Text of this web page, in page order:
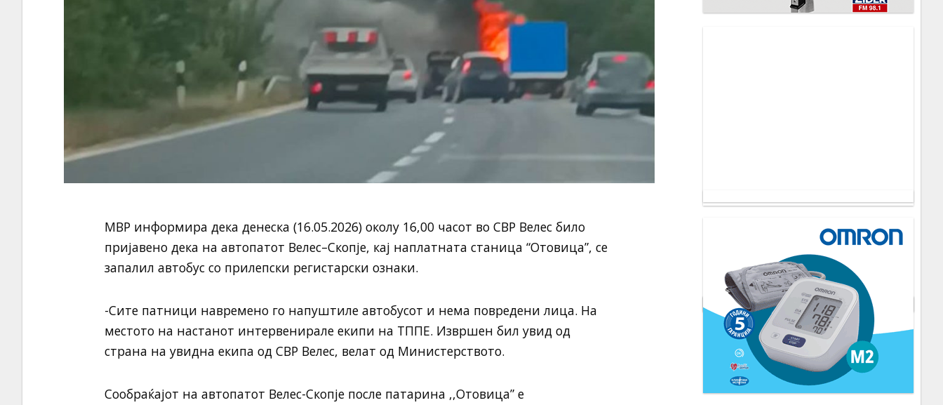
МВР информира дека денеска (16.05.2026) околу 16,00 часот во СВР Велес било
пријавено дека на автопатот Велес–Скопје, кај наплатната станица “Отовица”, се
запалил автобус со прилепски регистарски ознаки.
-Сите патници навремено го напуштиле автобусот и нема повредени лица. На
местото на настанот интервенирале екипи на ТППЕ. Извршен бил увид од
страна на увидна екипа од СВР Велес, велат од Министерството.
Сообраќајот на автопатот Велес-Скопје после патарина ,,Отовица” е